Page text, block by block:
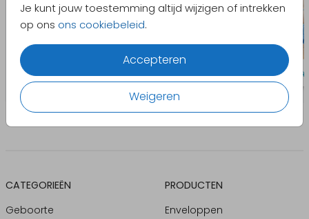
Je kunt jouw toestemming altijd wijzigen of intrekken
op ons ons cookiebeleid.
Accepteren
Weigeren
CATEGORIEËN
Geboorte
PRODUCTEN
Enveloppen